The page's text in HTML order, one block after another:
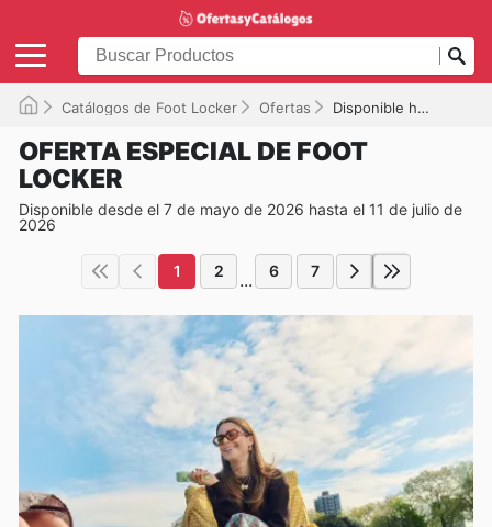
Catálogos de Foot Locker Ofertas Disponible hasta el 11/07/2026
OFERTA ESPECIAL DE FOOT
LOCKER
Disponible desde el 7 de mayo de 2026 hasta el 11 de julio de
2026
1 2 ... 6 7